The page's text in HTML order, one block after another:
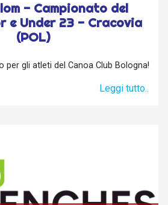
- Campionato del
e Under 23 - Cracovia
(POL)
per gli atleti del Canoa Club Bologna!
Leggi tutto..